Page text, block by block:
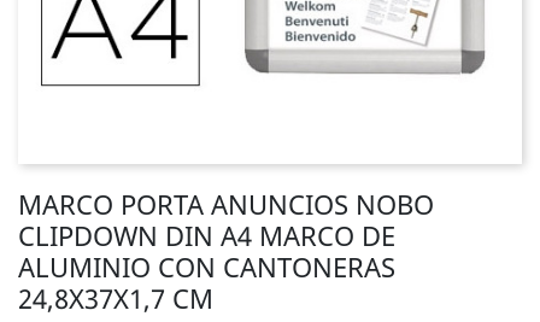
MARCO PORTA ANUNCIOS NOBO
CLIPDOWN DIN A4 MARCO DE
ALUMINIO CON CANTONERAS
24,8X37X1,7 CM